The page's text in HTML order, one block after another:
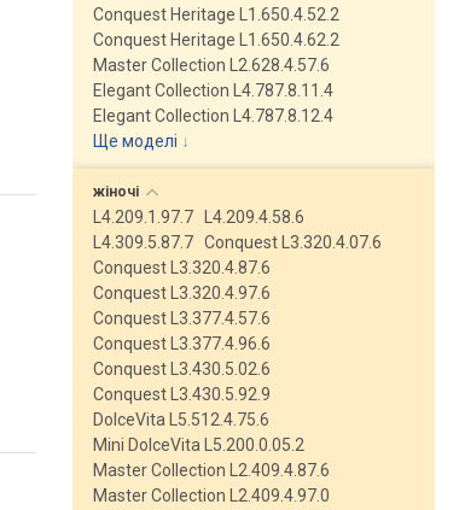
Conquest Heritage L1.650.4.52.2
Conquest Heritage L1.650.4.62.2
Master Collection L2.628.4.57.6
Elegant Collection L4.787.8.11.4
Elegant Collection L4.787.8.12.4
Ще моделі ↓
жіночі
L4.209.1.97.7
L4.209.4.58.6
L4.309.5.87.7 Conquest L3.320.4.07.6
Conquest L3.320.4.87.6
Conquest L3.320.4.97.6
Conquest L3.377.4.57.6
Conquest L3.377.4.96.6
Conquest L3.430.5.02.6
Conquest L3.430.5.92.9
DolceVita L5.512.4.75.6
Mini DolceVita L5.200.0.05.2
Master Collection L2.409.4.87.6
Master Collection L2.409.4.97.0